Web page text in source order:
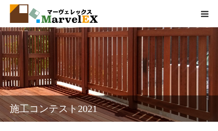
施工コンテスト2021
製品情報
エクステリアとは
弊社の取組
品質基準